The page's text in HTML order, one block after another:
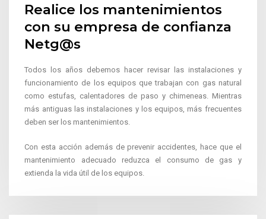
Realice los mantenimientos
con su empresa de confianza
Netg@s
Todos los años debemos hacer revisar las instalaciones y
funcionamiento de los equipos que trabajan con gas natural
como estufas, calentadores de paso y chimeneas. Mientras
más antiguas las instalaciones y los equipos, más frecuentes
deben ser los mantenimientos.
Con esta acción además de prevenir accidentes, hace que el
mantenimiento adecuado reduzca el consumo de gas y
extienda la vida útil de los equipos.